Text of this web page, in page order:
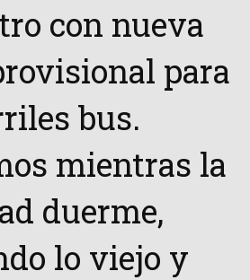
con nueva
para
bus.
mientras la
duerme,
lo viejo y